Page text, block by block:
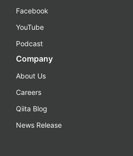
Facebook
YouTube
Podcast
Company
About Us
Careers
Qiita Blog
News Release